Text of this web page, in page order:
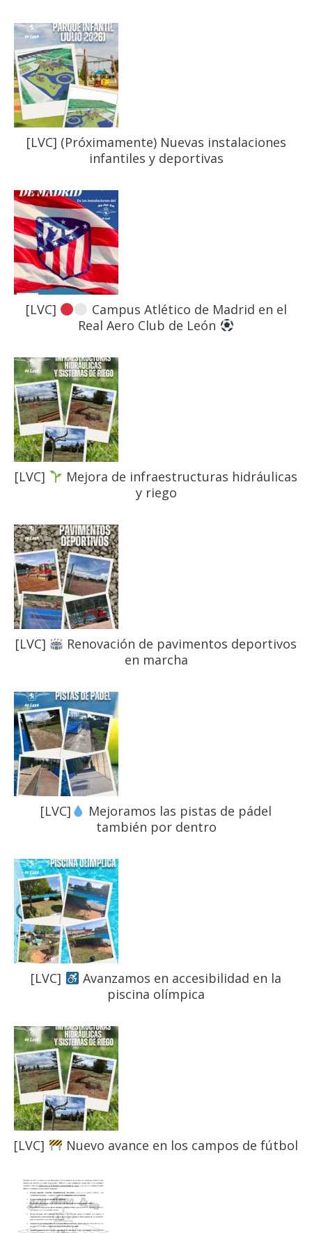
[LVC] (Próximamente) Nuevas instalaciones
infantiles y deportivas
[LVC]
Campus Atlético de Madrid en el
Real Aero Club de León
[LVC]
Mejora de infraestructuras hidráulicas
y riego
[LVC]
Renovación de pavimentos deportivos
en marcha
[LVC]
Mejoramos las pistas de pádel
también por dentro
[LVC]
Avanzamos en accesibilidad en la
piscina olímpica
[LVC] Nuevo avance en los campos de fútbol